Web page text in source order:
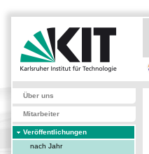
Über uns
Mitarbeiter
Veröffentlichungen
nach Jahr